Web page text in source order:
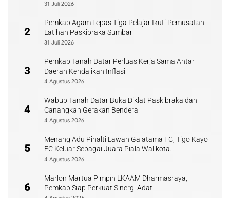
31 Juli 2026
2
Pemkab Agam Lepas Tiga Pelajar Ikuti Pemusatan
Latihan Paskibraka Sumbar
31 Juli 2026
3
Pemkab Tanah Datar Perluas Kerja Sama Antar
Daerah Kendalikan Inflasi
4 Agustus 2026
4
Wabup Tanah Datar Buka Diklat Paskibraka dan
Canangkan Gerakan Bendera
4 Agustus 2026
5
Menang Adu Pinalti Lawan Galatama FC, Tigo Kayo
FC Keluar Sebagai Juara Piala Walikota
Payakumbuh
4 Agustus 2026
6
Marlon Martua Pimpin LKAAM Dharmasraya,
Pemkab Siap Perkuat Sinergi Adat